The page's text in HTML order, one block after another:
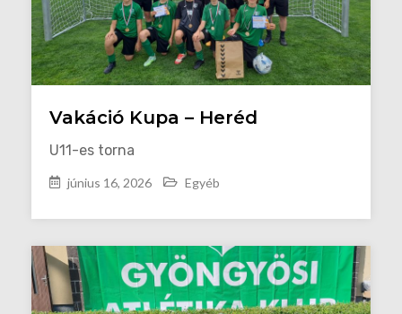
Vakáció Kupa – Heréd
U11-es torna
június 16, 2026 Egyéb